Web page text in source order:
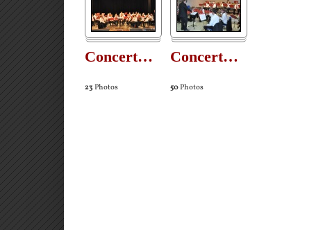
Concert…
23Photos
Concert…
50Photos